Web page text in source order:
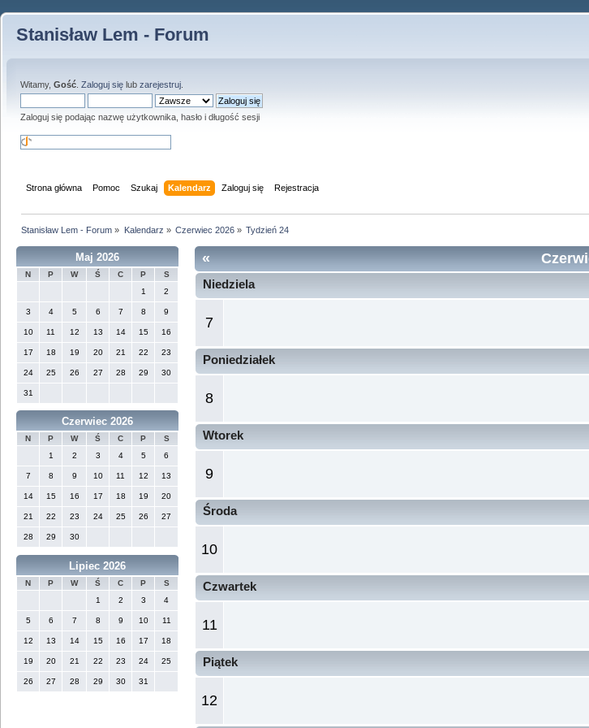
Stanisław Lem - Forum
Witamy, Gość Zaloguj się lub zarejestruj
Zaloguj się podając nazwę użytkownika, hasło i długość sesji
Strona główna Pomoc Szukaj Kalendarz Zaloguj się Rejestracja
Stanisław Lem - Forum » Kalendarz » Czerwiec 2026» Tydzień 24
Maj 2026
N P W Ś C P
S
1
2
3 4 5 6 7 8 9
10 11 12 13 14 15 16
17 18 19 20 21 22 23
24 25 26 27 28 29 30
31
Czerwiec 2026
N P W Ś C P
S
1
2 3 4 5 6
7 8 9 10 11 12 13
14 15 16 17 18 19 20
21 22 23 24 25 26 27
28 29 30
Lipiec 2026
N P W Ś C P
S
1
2 3 4
5 6 7 8 9 10 11
12 13 14 15 16 17 18
19 20 21 22 23 24 25
26 27 28 29 30 31
«
Niedziela
7
Poniedziałek
8
Wtorek
9
Środa
10
Czwartek
11
Piątek
12